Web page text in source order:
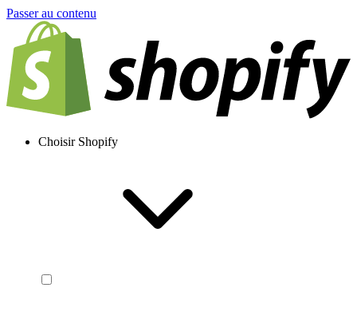
Passer au contenu
Choisir Shopify